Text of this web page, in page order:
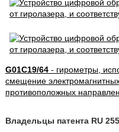
G01C19/64- гирометры,
смещение
противоположных
Владельцы патента RU